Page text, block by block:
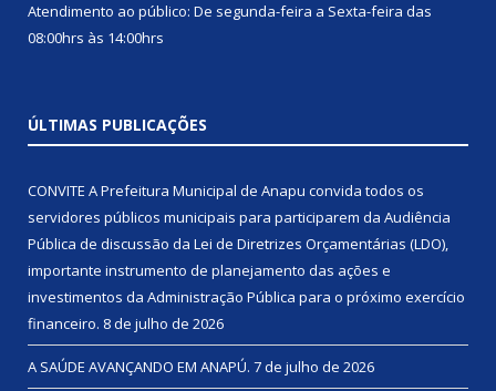
Atendimento ao público: De segunda-feira a Sexta-feira das
08:00hrs às 14:00hrs
ÚLTIMAS PUBLICAÇÕES
CONVITE A Prefeitura Municipal de Anapu convida todos os
servidores públicos municipais para participarem da Audiência
Pública de discussão da Lei de Diretrizes Orçamentárias (LDO),
importante instrumento de planejamento das ações e
investimentos da Administração Pública para o próximo exercício
financeiro. 8 de julho de 2026
A SAÚDE AVANÇANDO EM ANAPÚ. 7 de julho de 2026